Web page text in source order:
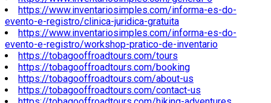
https://www.inventariosimples.com/informa-es-do-
evento-e-registro/clinica-juridica-gratuita
https://www.inventariosimples.com/informa-es-do-
evento-e-registro/workshop-pratico-de-inventario
https://tobagooffroadtours.com/tours
https://tobagooffroadtours.com/booking
https://tobagooffroadtours.com/about-us
https://tobagooffroadtours.com/contact-us